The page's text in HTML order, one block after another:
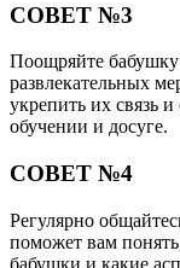
СОВЕТ №3
Поощряйте бабушку
развлекательных
укрепить их связь
обучении и досуге.
СОВЕТ №4
Регулярно
поможет вам
бабушки и какие